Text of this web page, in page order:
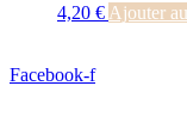
4,20 € Ajouter
Facebook-f